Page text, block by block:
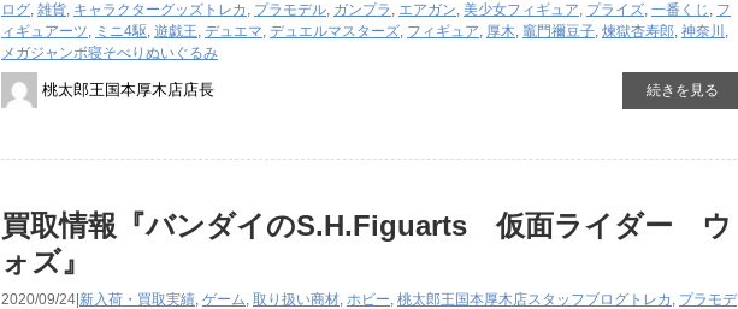
ログ, 雑貨, キャラクターグッズ トレカ , プラモデル, ガンプラ , エアガン, 美少女フィギュア, プライズ, 一番くじ , フ
ィギュアーツ, ミニ4駆, 遊戯王, デュエマ, デュエルマスターズ, フィギュア, 厚木, 竈門禰豆子, 煉獄杏寿郎, 神奈川 ,
メガジャンボ寝そべりぬいぐるみ
桃太郎王国本厚木店店長 続きを見る
買取情報『バンダイのS.H.Figuarts 仮面ライダー ウ
ォズ』
2020/09/24| 新入荷・買取実績, ゲーム, 取り扱い商材, ホビー, 桃太郎王国本厚木店スタッフブログ トレカ , プラモデ